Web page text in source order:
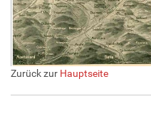
Zurück zur Hauptseite